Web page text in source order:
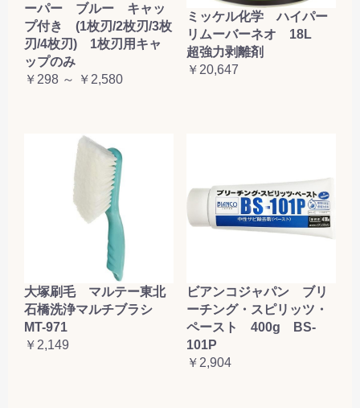
ーパー ブルー キャッ
プ付き (1枚刃/2枚刃/3枚
刃/4枚刃) 1枚刃用キャ
ップのみ
￥298 ～ ￥2,580
ミッケル化学 ハイパー
リムーバーネオ 18L
超強力剥離剤
￥20,647
大塚刷毛 マルテー東北
石橋洗浄マルチブラシ
MT-971
￥2,149
ビアンコジャパン ブリ
ーチング・スピリッツ・
ペースト 400g BS-
101P
￥2,904